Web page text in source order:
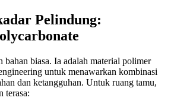
Pelindung:
bahan biasa. Ia adalah material polimer
untuk menawarkan kombinasi
dan ketangguhan. Untuk ruang tamu,
terasa: